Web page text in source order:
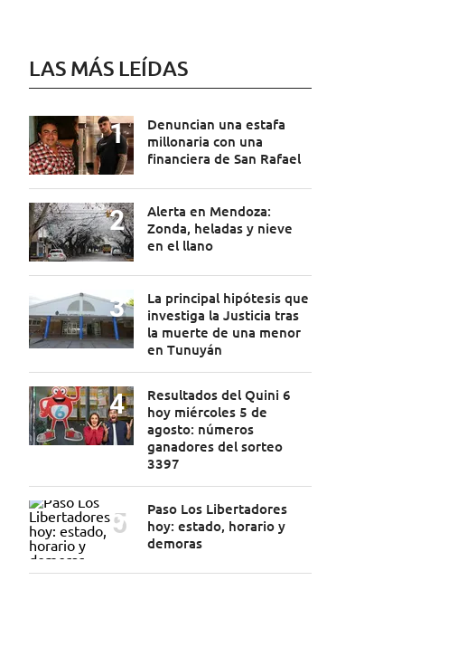
LAS MÁS LEÍDAS
Denuncian una estafa
millonaria con una
financiera de San Rafael
Alerta en Mendoza:
Zonda, heladas y nieve
en el llano
La principal hipótesis que
investiga la Justicia tras
la muerte de una menor
en Tunuyán
Resultados del Quini 6
hoy miércoles 5 de
agosto: números
ganadores del sorteo
3397
Paso Los Libertadores
hoy: estado, horario y
demoras